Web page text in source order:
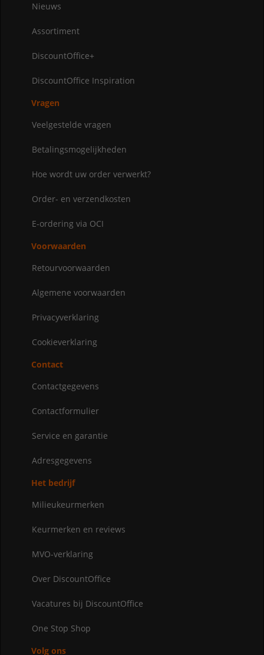
Nieuws
Assortiment
DiscountOffice+
DiscountOffice Inspiration
Vragen
Veelgestelde vragen
Betalingsmogelijkheden
Hoe wordt uw order verwerkt?
Order- en verzendkosten
E-ordering via OCI
Voorwaarden
Retourvoorwaarden
Algemene voorwaarden
Privacyverklaring
Cookieverklaring
Contact
Contactgegevens
Contactformulier
Service en garantie
Adresgegevens
Het bedrijf
Milieukeurmerken
Keurmerken en reviews
MVO-verklaring
Over DiscountOffice
Vacatures bij DiscountOffice
One Stop Shop
Volg ons